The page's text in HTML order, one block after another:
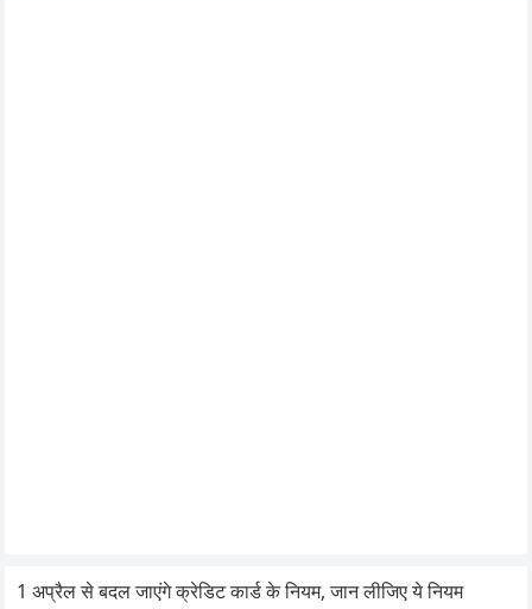
1 अप्रैल से बदल जाएंगे क्रेडिट कार्ड के नियम, जान लीजिए ये नियम